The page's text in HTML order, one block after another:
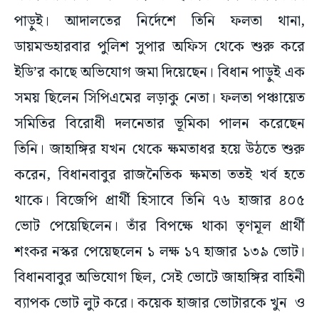
পাড়ুই। আদালতের নির্দেশে তিনি ফলতা থানা,
ডায়মন্ডহারবার পুলিশ সুপার অফিস থেকে শুরু করে
ইডি’র কাছে অভিযোগ জমা দিয়েছেন। বিধান পাড়ুই এক
সময় ছিলেন সিপিএমের লড়াকু নেতা। ফলতা পঞ্চায়েত
সমিতির বিরোধী দলনেতার ভূমিকা পালন করেছেন
তিনি। জাহাঙ্গির যখন থেকে ক্ষমতাধর হয়ে উঠতে শুরু
করেন, বিধানবাবুর রাজনৈতিক ক্ষমতা ততই খর্ব হতে
থাকে। বিজেপি প্রার্থী হিসাবে তিনি ৭৬ হাজার ৪০৫
ভোট পেয়েছিলেন। তাঁর বিপক্ষে থাকা তৃণমূল প্রার্থী
শংকর নস্কর পেয়েছলেন ১ লক্ষ ১৭ হাজার ১৩৯ ভোট।
বিধানবাবুর অভিযোগ ছিল, সেই ভোটে জাহাঙ্গির বাহিনী
ব্যাপক ভোট লুট করে। কয়েক হাজার ভোটারকে খুন ও